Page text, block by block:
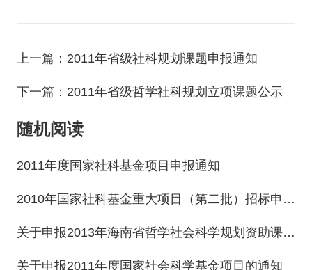
上一篇：2011年省级社科规划课题申报通知
下一篇：2011年省级哲学社科规划立项课题公示
随机阅读
2011年度国家社科基金项目申报通知
2010年国家社科基金重大项目（第二批）招标申报工作通知
关于申报2013年海南省哲学社会科学规划资助课题的通知
关于申报2011年度国家社会科学基金项目的通知